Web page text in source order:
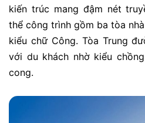
kiến trúc mang đậm nét
thể công trình gồm ba tòa
kiểu chữ Công. Tòa Trung
với du khách nhờ kiểu
cong.